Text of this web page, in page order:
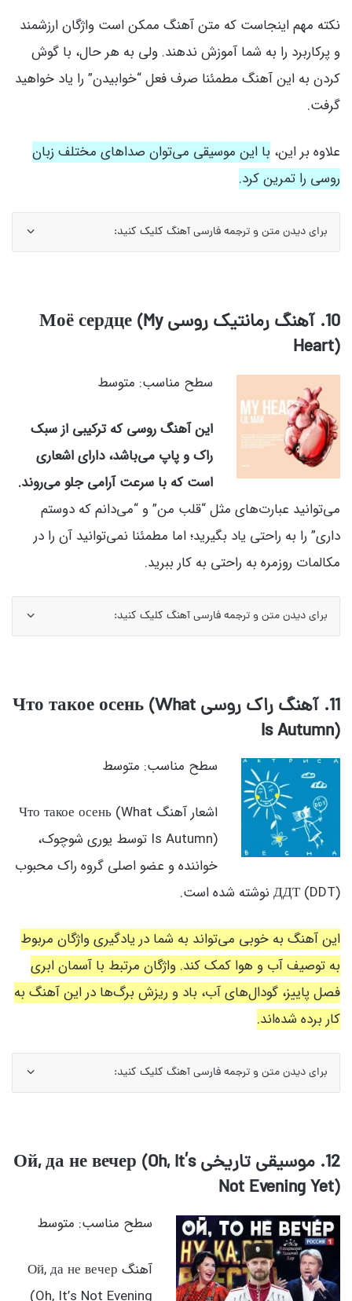
نکته مهم اینجاست که متن آهنگ ممکن است واژگان ارزشمند
و پرکاربرد را به شما آموزش ندهند. ولی به هر حال، با گوش
کردن به این آهنگ مطمئنا صرف فعل “خوابیدن” را یاد خواهید
گرفت.
علاوه بر این، با این موسیقی می‌توان صداهای مختلف زبان
روسی را تمرین کرد.
برای دیدن متن و ترجمه فارسی آهنگ کلیک کنید:
10. آهنگ رمانتیک روسی Моё сердце (My
Heart)
سطح مناسب: متوسط
این آهنگ روسی که ترکیبی از سبک
راک و پاپ می‌باشد، دارای اشعاری
است که با سرعت آرامی جلو می‌روند.
می‌توانید عبارت‌های مثل “قلب من” و “می‌دانم که دوستم
داری” را به راحتی یاد بگیرید؛ اما مطمئنا نمی‌توانید آن را در
مکالمات روزمره به راحتی به کار ببرید.
برای دیدن متن و ترجمه فارسی آهنگ کلیک کنید:
11. آهنگ راک روسی Что такое осень (What
Is Autumn)
سطح مناسب: متوسط
اشعار آهنگ Что такое осень (What
Is Autumn) توسط یوری شوچوک،
خواننده و عضو اصلی گروه راک محبوب
ДДТ (DDT) نوشته شده است.
این آهنگ به خوبی می‌تواند به شما در یادگیری واژگان مربوط
به توصیف آب و هوا کمک کند. واژگان مرتبط با آسمان ابری
فصل پاییز، گودال‌های آب، باد و ریزش برگ‌ها در این آهنگ به
کار برده شده‌اند.
برای دیدن متن و ترجمه فارسی آهنگ کلیک کنید:
12. موسیقی تاریخی Ой, да не вечер (Oh, It’s
Not Evening Yet)
سطح مناسب: متوسط
آهنگ Ой, да не вечер
(Oh, It’s Not Evening